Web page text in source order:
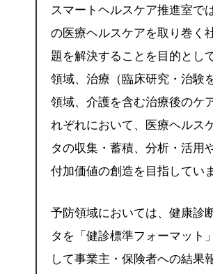
スマートヘルスケア推進室で
の医療ヘルスケアを取り巻く
題を解決することを目的とし
領域、治療（臨床研究・治験
領域、介護を含む治療後のケ
れぞれにおいて、医療ヘルス
タの収集・蓄積、分析・活用
付加価値の創造を目指してい
予防領域においては、健康診
タを「健診標準フォーマット
して事業主・保険者への結果